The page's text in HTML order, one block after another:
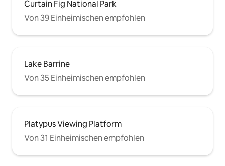
Curtain Fig National Park
Von 39 Einheimischen empfohlen
Lake Barrine
Von 35 Einheimischen empfohlen
Platypus Viewing Platform
Von 31 Einheimischen empfohlen